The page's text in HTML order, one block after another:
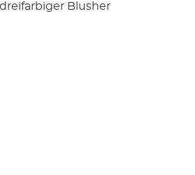
dreifarbiger Blusher